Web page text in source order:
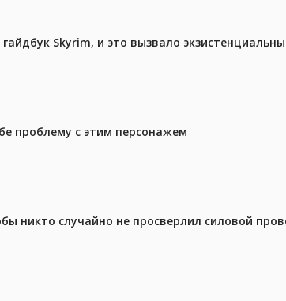
Skyrim, и это вызвало
проблему с этим персонажем
никто случайно не просверлил силовой